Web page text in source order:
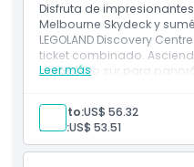
Disfruta de
Melbourne Skydeck y
LEGOLAND Discovery
ticket combinado.
hemisferio sur para
atracciones y zonas
atracción familiar de
para Melbourne Skydeck y
emocionantes y
Leer más
Adulto:US$ 56.32
Niño:US$ 53.51